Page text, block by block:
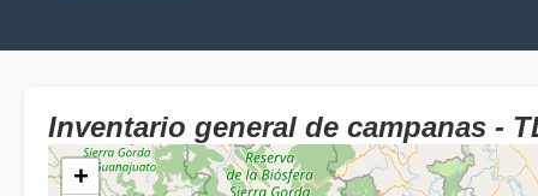
Inventario general de campanas -
+